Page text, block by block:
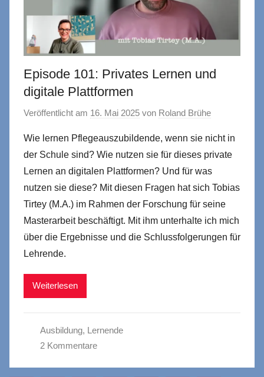
Episode 101: Privates Lernen und
digitale Plattformen
Veröffentlicht am 16. Mai 2025 von Roland Brühe
Wie lernen Pflegeauszubildende, wenn sie nicht in
der Schule sind? Wie nutzen sie für dieses private
Lernen an digitalen Plattformen? Und für was
nutzen sie diese? Mit diesen Fragen hat sich Tobias
Tirtey (M.A.) im Rahmen der Forschung für seine
Masterarbeit beschäftigt. Mit ihm unterhalte ich mich
über die Ergebnisse und die Schlussfolgerungen für
Lehrende.
Weiterlesen
Ausbildung, Lernende
2 Kommentare